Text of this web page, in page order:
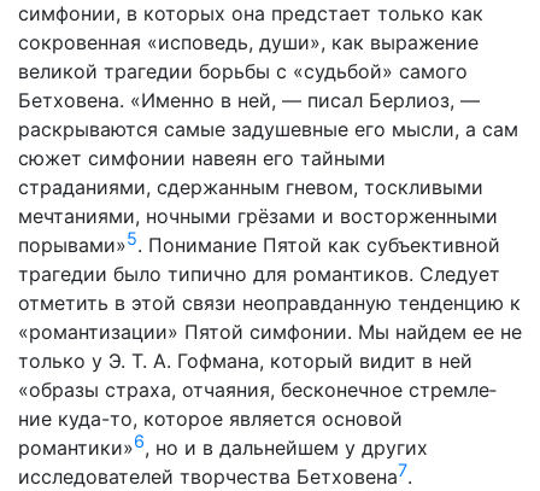
симфонии, в которых она предстает только как
сокровенная «исповедь, души», как выражение
великой трагедии борьбы с «судьбой» самого
Бетховена. «Именно в ней, — писал Берлиоз, —
рас­крываются самые задушевные его мысли, а сам
сюжет сим­фонии навеян его тайными
страданиями, сдержанным гневом, тоскливыми
мечтаниями, ночными грёзами и восторженными
порывами»5. Понимание Пятой как субъективной
трагедии было типично для романтиков. Следует
отметить в этой связи неоправданную тенденцию к
«романтизации» Пятой симфо­нии. Мы найдем ее не
только у Э. Т. А. Гофмана, который видит в ней
«образы страха, отчаяния, бесконечное стремле­
ние куда-то, которое является основой
романтики»6, но и в дальнейшем у других
исследователей творчества Бетховена7.